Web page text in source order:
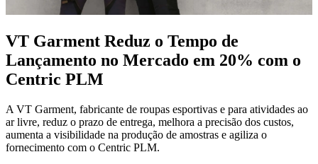
VT Garment Reduz o Tempo de
Lançamento no Mercado em 20% com o
Centric PLM
A VT Garment, fabricante de roupas esportivas e para atividades ao
ar livre, reduz o prazo de entrega, melhora a precisão dos custos,
aumenta a visibilidade na produção de amostras e agiliza o
fornecimento com o Centric PLM.